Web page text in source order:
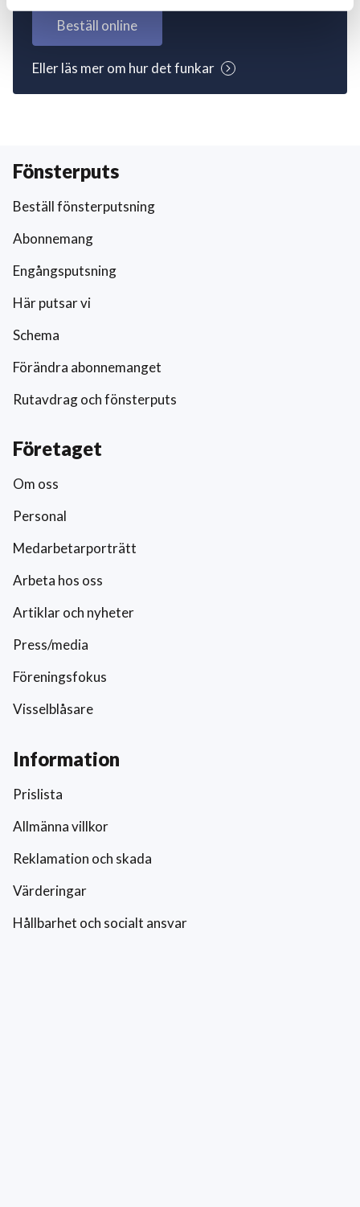
Beställ online
Eller läs mer om hur det funkar
Fönsterputs
Beställ fönsterputsning
Abonnemang
Engångsputsning
Här putsar vi
Schema
Förändra abonnemanget
Rutavdrag och fönsterputs
Företaget
Om oss
Personal
Medarbetarporträtt
Arbeta hos oss
Artiklar och nyheter
Press/media
Föreningsfokus
Visselblåsare
Information
Prislista
Allmänna villkor
Reklamation och skada
Värderingar
Hållbarhet och socialt ansvar